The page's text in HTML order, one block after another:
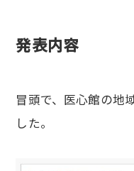
発表内容
冒頭で、医心館の地
した。